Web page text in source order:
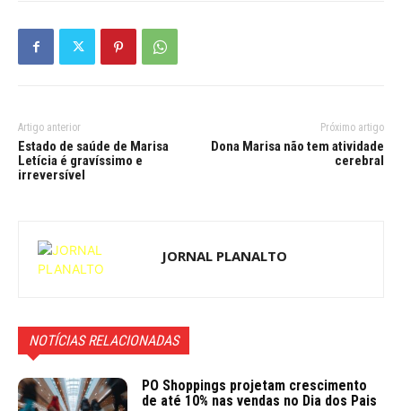
Artigo anterior
Estado de saúde de Marisa
Letícia é gravíssimo e
irreversível
Próximo artigo
Dona Marisa não tem atividade
cerebral
JORNAL PLANALTO
NOTÍCIAS RELACIONADAS
PO Shoppings projetam crescimento
de até 10% nas vendas no Dia dos Pais